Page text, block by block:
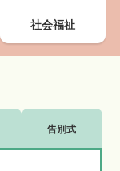
社会福祉
告別式